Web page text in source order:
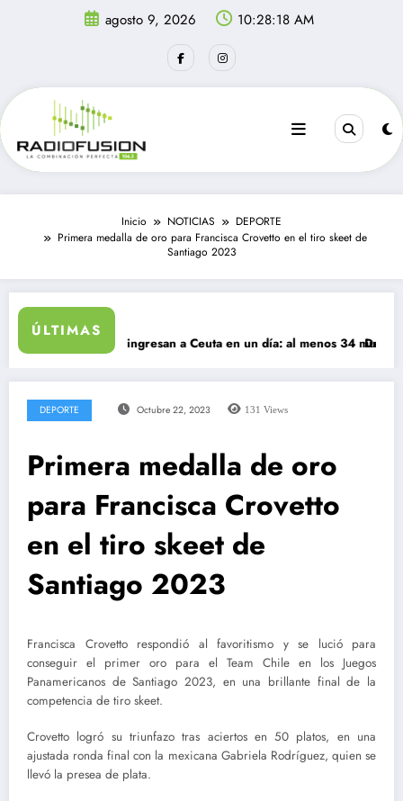
agosto 9, 2026 10:28:18 AM
Inicio NOTICIAS
DEPORTE
Primera medalla de oro para Francisca Crovetto en el tiro skeet de
Santiago 2023
ÚLTIMAS
40 mil migrantes ingresan a Ceuta en un día: al menos 34 muertos
DEPORTE Octubre 22, 2023 131 Views
Primera medalla de oro
para Francisca Crovetto
en el tiro skeet de
Santiago 2023
Francisca Crovetto respondió al favoritismo y se lució para
conseguir el primer oro para el Team Chile en los Juegos
Panamericanos de Santiago 2023, en una brillante final de la
competencia de tiro skeet.
Crovetto logró su triunfazo tras aciertos en 50 platos, en una
ajustada ronda final con la mexicana Gabriela Rodríguez, quien se
llevó la presea de plata.